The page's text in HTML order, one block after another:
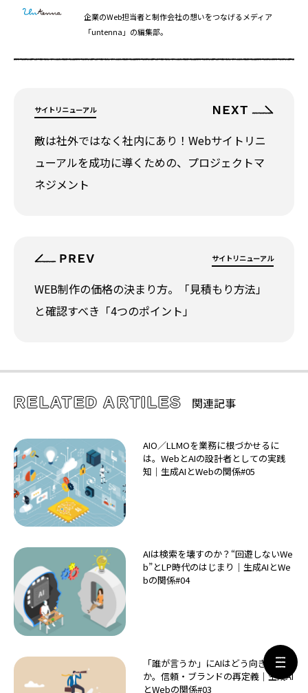
企業のWeb担当者と制作会社の想いをつなげるメディア
「untenna」の編集部。
サイトリニューアル
敵は社外ではなく社内にあり！Webサイトリニ
ューアルを成功に導くための、プロジェクトマ
ネジメント
サイトリニューアル
WEB制作の価格の決まり方。「見積もり方法」
と確認すべき「4つのポイント」
RELATED ARTILES 関連記事
AIO／LLMOを業務に根づかせるに
は。WebとAIの設計者としての実践
知｜生成AIとWebの関係#05
AIは検索を壊すのか？“回遊しないWe
b”とLP時代のはじまり｜生成AIとWe
bの関係#04
「誰が言うか」にAIはどう向き合うの
か。信頼・ブランドの再定義｜生成AI
とWebの関係#03